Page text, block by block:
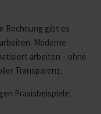
Rechnung gibt es
Moderne
arbeiten – ohne
Transparenz.
Praxisbeispiele: